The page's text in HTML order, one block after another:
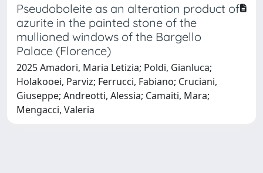
Pseudoboleite as an alteration product of
azurite in the painted stone of the
mullioned windows of the Bargello
Palace (Florence)
2025 Amadori, Maria Letizia; Poldi, Gianluca;
Holakooei, Parviz; Ferrucci, Fabiano; Cruciani,
Giuseppe; Andreotti, Alessia; Camaiti, Mara;
Mengacci, Valeria